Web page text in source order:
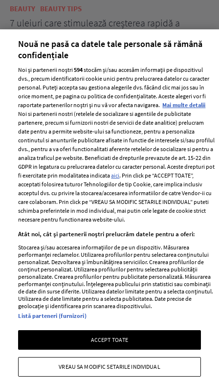
BEAUTY BEAUTY TIPS
7 uleiuri care stimulează creșterea rapidă a
ELLE Style Awards
2024
Despre ELLE
Romania
Contact
Abonamente
Termeni si conditii
Politica de
confidențialitate
Politica de cookies
Publicitate
GSP
Unica
Baby
Retete
femei
Viva
Avantaje
Retete practice
Pariază responsabil! Decizia ONJN nr. 821/25.09.2025.
Jocurile de noroc sunt interzise minorilor.
Copyright © 2026 Ringier Romania SRL
Nouă ne pasă ca datele tale personale să rămână
confidențiale
Noi și partenerii noștri594stocăm și/sau accesăm informații pe dispozitivul
dvs., precum identificatorii cookie unici pentru prelucrarea datelor cu caracter
personal. Puteți accepta sau gestiona alegerile dvs. făcând clic mai jos sau în
orice moment, pe pagina cu politica de confidențialitate. Aceste alegeri vor fi
raportate partenerilor noștri și nu vă vor afecta navigarea. Mai multe detalii
Noi si partenerii nostri (retelele de socializare si agentiile de publicitate
partenere, precum si furnizorii nostri de servicii de date analitice) prelucram
date pentru a permite website-ului sa functioneze, pentru a personaliza
continutul si anunturile publicitare afisate in functie de interesele si/sau profilul
dvs., pentru a va oferi functionalitati aferente retelelor de socializare si pentru a
analiza traficul pe website. Beneficiati de drepturile prevazute de art. 15-22 din
GDPR in legatura cu prelucrarea datelor cu caracter personal. Aceste drepturi pot
fi exercitate prin modalitatea indicataaici. Prin click pe “ACCEPT TOATE”,
acceptati folosirea tuturor Tehnologiilor de tip Cookie, care implica inclusiv
acceptul dvs. cu privire la stocarea/accesarea informatiilor de catre Vendor-ii cu
care colaboram. Prin click pe “VREAU SA MODIFIC SETARILE INDIVIDUAL” puteti
schimba preferintele in mod individual, mai putin cele legate de cookie strict
necesare pentru functionarea website-ului.
Atât noi, cât și partenerii noștri prelucrăm datele pentru a oferi:
Stocarea și/sau accesarea informațiilor de pe un dispozitiv. Măsurarea
performanței reclamelor. Utilizarea profilurilor pentru selectarea conținutului
personalizat. Dezvoltarea și îmbunătățirea serviciilor. Crearea profilurilor de
conținut personalizat. Utilizarea profilurilor pentru selectarea publicității
personalizate. Crearea profilurilor pentru publicitate personalizată. Măsurarea
performanței conținutului. Înțelegerea publicului prin statistici sau combinații
de date din surse diferite. Utilizarea datelor limitate pentru a selecta conținutul.
Utilizarea de date limitate pentru a selecta publicitatea. Date precise de
geolocație și identificarea prin scanarea dispozitivului.
Listă parteneri (furnizori)
ACCEPT TOATE
VREAU SA MODIFIC SETARILE INDIVIDUAL